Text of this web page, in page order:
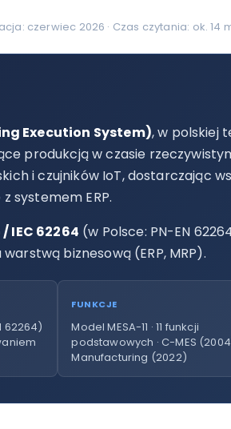
czerwiec 2026 · Czas czytania: ok. 14
Execution System), w polskiej
produkcją w czasie
i czujników IoT, dostarczając
systemem ERP.
IEC 62264 (w Polsce: PN-EN
biznesową (ERP, MRP).
62264)
FUNKCJE
Model MESA-11 · 11 funkcji
podstawowych · C-MES
Manufacturing (2022)